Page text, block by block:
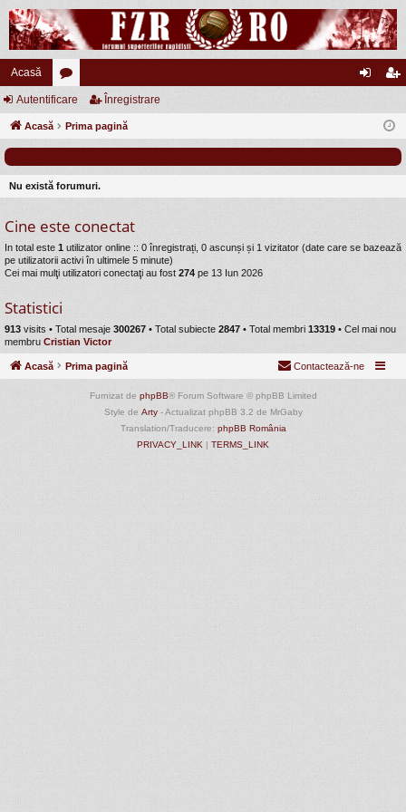
Acasă
or
u
uri
eg
Autentificare Înregistrare
Acasă Prima pagină
Nu există forumuri.
Cine este conectat
In total este 1 utilizator online :: 0 înregistrați, 0 ascunși și 1 vizitator (date care se bazează
pe utilizatorii activi în ultimele 5 minute)
Cei mai mulţi utilizatori conectaţi au fost 274 pe 13 Iun 2026
Statistici
913 visits • Total mesaje 300267 • Total subiecte 2847 • Total membri 13319 • Cel mai nou
membru Cristian Victor
Acasă Prima pagină Contactează-ne
Furnizat de phpBB® Forum Software © phpBB Limited
Style de Arty- Actualizat phpBB 3.2 de MrGaby
Translation/Traducere: phpBB România
PRIVACY_LINK | TERMS_LINK